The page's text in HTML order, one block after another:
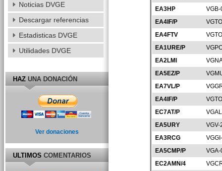
EA3HP
EA4IF/P
EA4FTV
EA1URE/P
EA2LMI
EA5EZ/P
EA7VL/P
EA4IF/P
EC7AT/P
EA5URY
VGV-
EA3RCG
EA5CMP/P
EC2AMN/4
Noticias DVGE
Descargar referencias
Estadisticas DVGE
Utilidades DVGE
HAZUNA DONACIÓN
Ver donaciones
ULTIMOSCOMENTARIOS